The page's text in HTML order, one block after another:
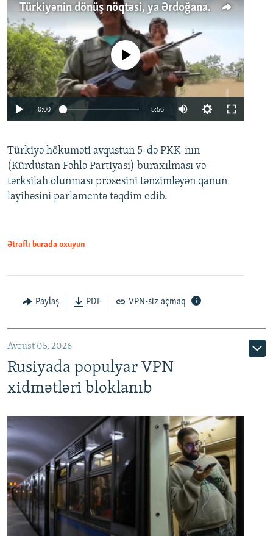
Türkiyənin dönüş nöqtəsi, ya Ərdoğana üçüncü şans: PKK ilə qəfil barışıq nə deməkdir?
Auto 240p 360p 480p
720p 1080p
No media source currently available
0:00 5:56
360p
480p
Türkiyə hökuməti avqustun 5-də PKK-nın
(Kürdüstan Fəhlə Partiyası) buraxılması və
tərksilah olunması prosesini tənzimləyən qanun
layihəsini parlamentə təqdim edib.
Ətraflı burada oxuyun
Paylaş PDF VPN-siz açmaq
Avqust 05, 2026
Rusiyada populyar VPN
xidmətləri bloklanıb